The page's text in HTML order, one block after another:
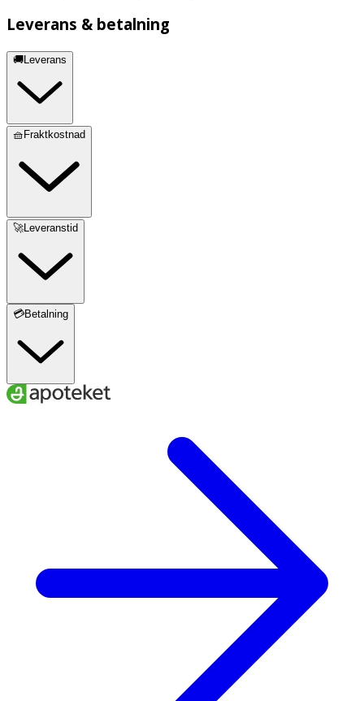
Leverans & betalning
🚚Leverans
🧺Fraktkostnad
🚀Leveranstid
💳Betalning